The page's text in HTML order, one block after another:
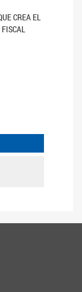
CREA EL